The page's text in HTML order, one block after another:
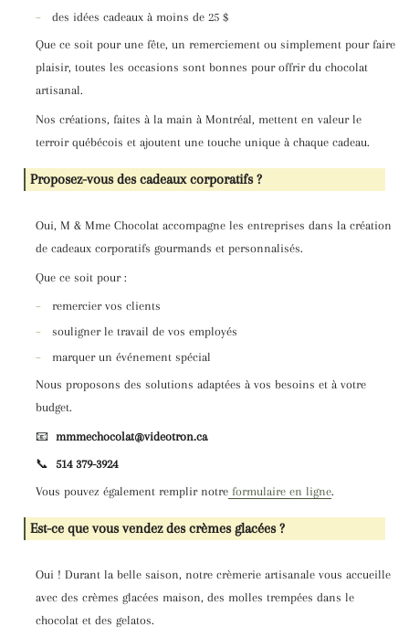
–
des idées cadeaux à moins de 25 $
Que ce soit pour une fête, un remerciement ou simplement pour faire
plaisir, toutes les occasions sont bonnes pour offrir du chocolat
artisanal.
Nos créations, faites à la main à Montréal, mettent en valeur le
terroir québécois et ajoutent une touche unique à chaque cadeau.
Proposez-vous des cadeaux corporatifs ?
Oui, M & Mme Chocolat accompagne les entreprises dans la création
de cadeaux corporatifs gourmands et personnalisés.
Que ce soit pour :
–
remercier vos clients
–
souligner le travail de vos employés
–
marquer un événement spécial
Nous proposons des solutions adaptées à vos besoins et à votre
budget.
📧 mmmechocolat@videotron.ca
📞 514 379-3924
Vous pouvez également remplir notre formulaire en ligne.
Est-ce que vous vendez des crèmes glacées ?
Oui ! Durant la belle saison, notre crèmerie artisanale vous accueille
avec des crèmes glacées maison, des molles trempées dans le
chocolat et des gelatos.